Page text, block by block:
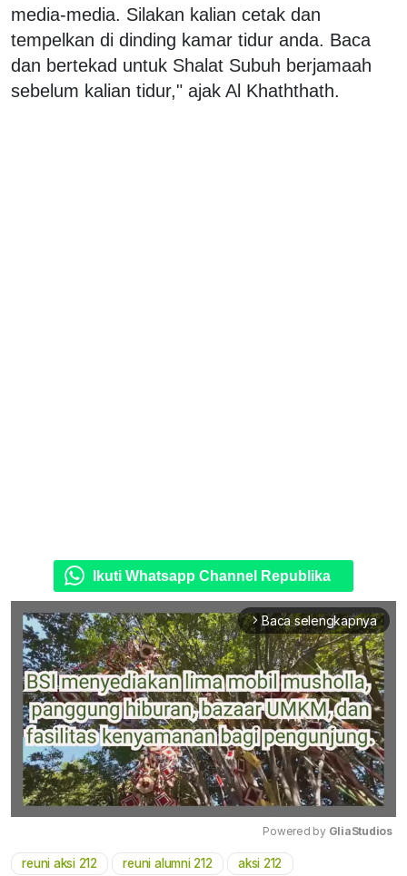
media-media. Silakan kalian cetak dan
tempelkan di dinding kamar tidur anda. Baca
dan bertekad untuk Shalat Subuh berjamaah
sebelum kalian tidur," ajak Al Khaththath.
Ikuti Whatsapp Channel Republika
arrow_forward_ios Baca selengkapnya
Powered by GliaStudios
reuni aksi 212 reuni alumni 212 aksi 212